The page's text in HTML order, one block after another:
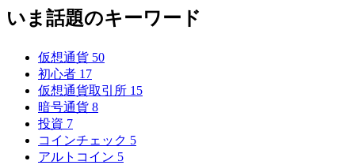
いま話題のキーワード
仮想通貨 50
初心者 17
仮想通貨取引所 15
暗号通貨 8
投資 7
コインチェック 5
アルトコイン 5